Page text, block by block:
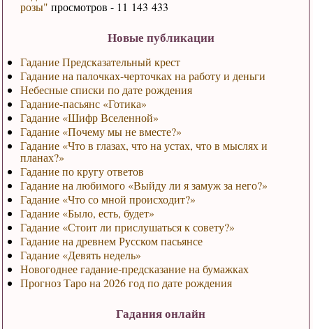
розы" просмотров - 11 143 433
Новые публикации
Гадание Предсказательный крест
Гадание на палочках-черточках на работу и деньги
Небесные списки по дате рождения
Гадание-пасьянс «Готика»
Гадание «Шифр Вселенной»
Гадание «Почему мы не вместе?»
Гадание «Что в глазах, что на устах, что в мыслях и
планах?»
Гадание по кругу ответов
Гадание на любимого «Выйду ли я замуж за него?»
Гадание «Что со мной происходит?»
Гадание «Было, есть, будет»
Гадание «Стоит ли прислушаться к совету?»
Гадание на древнем Русском пасьянсе
Гадание «Девять недель»
Новогоднее гадание-предсказание на бумажках
Прогноз Таро на 2026 год по дате рождения
Гадания онлайн